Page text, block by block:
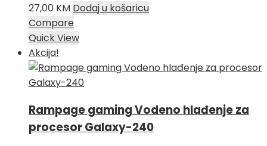
27,00 KM Dodaj u košaricu
Compare
Quick View
Akcija!
Rampage gaming Vodeno hlađenje za
procesor Galaxy-240